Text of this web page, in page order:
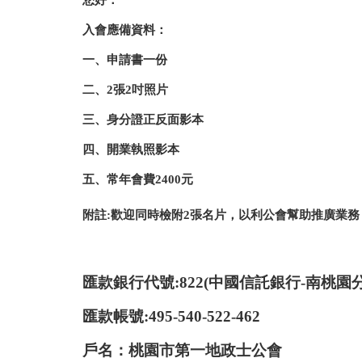
入會應備資料：
一、申請書一份
二、2張2吋照片
三、身分證正反面影本
四、開業執照影本
五、常年會費2400元
附註:歡迎同時檢附2張名片，以利公會幫助推廣業務
匯款銀行代號:822(中國信託銀行-南桃園
匯款帳號:495-540-522-462
戶名 ： 桃園市第一地政士公會